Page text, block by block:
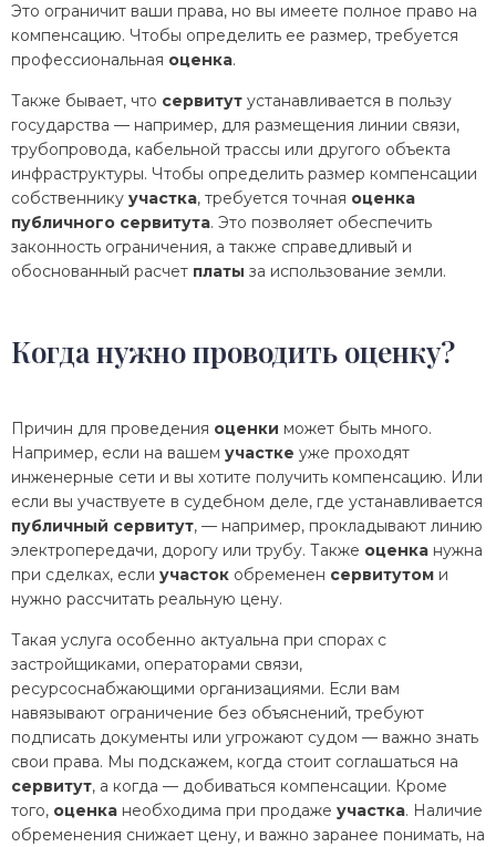
Это ограничит ваши права, но вы имеете полное право на
компенсацию. Чтобы определить ее размер, требуется
профессиональная оценка.
Также бывает, что сервитут устанавливается в пользу
государства — например, для размещения линии связи,
трубопровода, кабельной трассы или другого объекта
инфраструктуры. Чтобы определить размер компенсации
собственнику участка, требуется точная оценка
публичного сервитута. Это позволяет обеспечить
законность ограничения, а также справедливый и
обоснованный расчет платы за использование земли.
Когда нужно проводить оценку?
Причин для проведения оценки может быть много.
Например, если на вашем участке уже проходят
инженерные сети и вы хотите получить компенсацию. Или
если вы участвуете в судебном деле, где устанавливается
публичный сервитут, — например, прокладывают линию
электропередачи, дорогу или трубу. Также оценка нужна
при сделках, если участок обременен сервитутом и
нужно рассчитать реальную цену.
Такая услуга особенно актуальна при спорах с
застройщиками, операторами связи,
ресурсоснабжающими организациями. Если вам
навязывают ограничение без объяснений, требуют
подписать документы или угрожают судом — важно знать
свои права. Мы подскажем, когда стоит соглашаться на
сервитут, а когда — добиваться компенсации. Кроме
того, оценка необходима при продаже участка. Наличие
обременения снижает цену, и важно заранее понимать, на